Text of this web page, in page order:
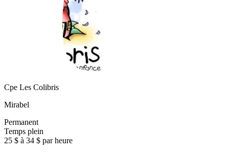
Cpe Les Colibris
Mirabel
Permanent
Temps plein
25 $ à 34 $ par heure